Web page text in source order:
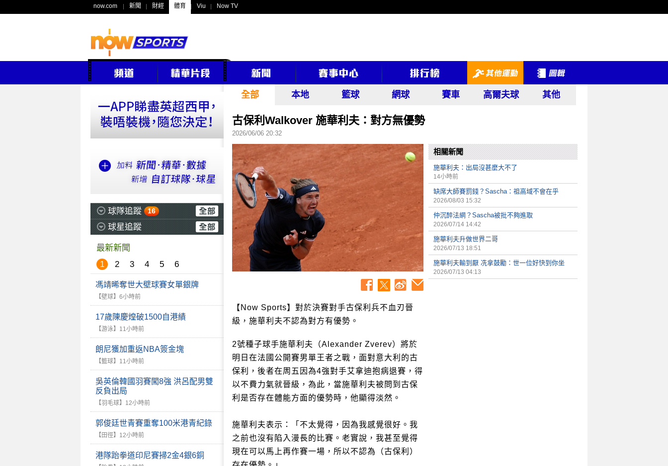
now.com 新聞 財經 體育 Viu Now TV
球隊追蹤 16
球星追蹤
最新新聞
1
2 3 4 5 6
馮靖晞奪世大壁球賽女單銀牌
【壁球】 6小時前
17歲陳慶煌破1500自港績
【游泳】 11小時前
朗尼獲加重返NBA簽金塊
【籃球】 11小時前
吳英倫韓國羽賽闖8強 洪呂配男雙
反負出局
【羽毛球】 12小時前
郭俊廷世青賽重奪100米港青紀錄
【田徑】 12小時前
港隊跆拳道印尼賽掃2金4銀6銅
全部 本地 籃球 網球 賽車 高爾夫球 其他
古保利Walkover 施華利夫：對方無優勢
2026/06/06 20:32
【Now Sports】對於決賽對手古保利兵不血刃晉
級，施華利夫不認為對方有優勢。
2號種子球手施華利夫（Alexander Zverev）將於
明日在法國公開賽男單王者之戰，面對意大利的古
保利，後者在周五因為4強對手艾拿迪抱病退賽，得
以不費力氣就晉級，為此，當施華利夫被問到古保
利是否存在體能方面的優勢時，他顯得淡然。
施華利夫表示：「不太覺得，因為我感覺很好。我
之前也沒有陷入漫長的比賽。老實說，我甚至覺得
現在可以馬上再作賽一場，所以不認為（古保利）
相關新聞
施華利夫：出局沒甚麼大不了
14小時前
缺席大師賽罰錢？Sascha：祖高域不會在乎
2026/08/03 15:32
仲沉醉法網？Sascha被批不夠進取
2026/07/14 14:42
施華利夫升做世界二哥
2026/07/13 18:51
施華利夫輸到厭 冼拿鼓勵：世一位好快到你坐
2026/07/13 04:13